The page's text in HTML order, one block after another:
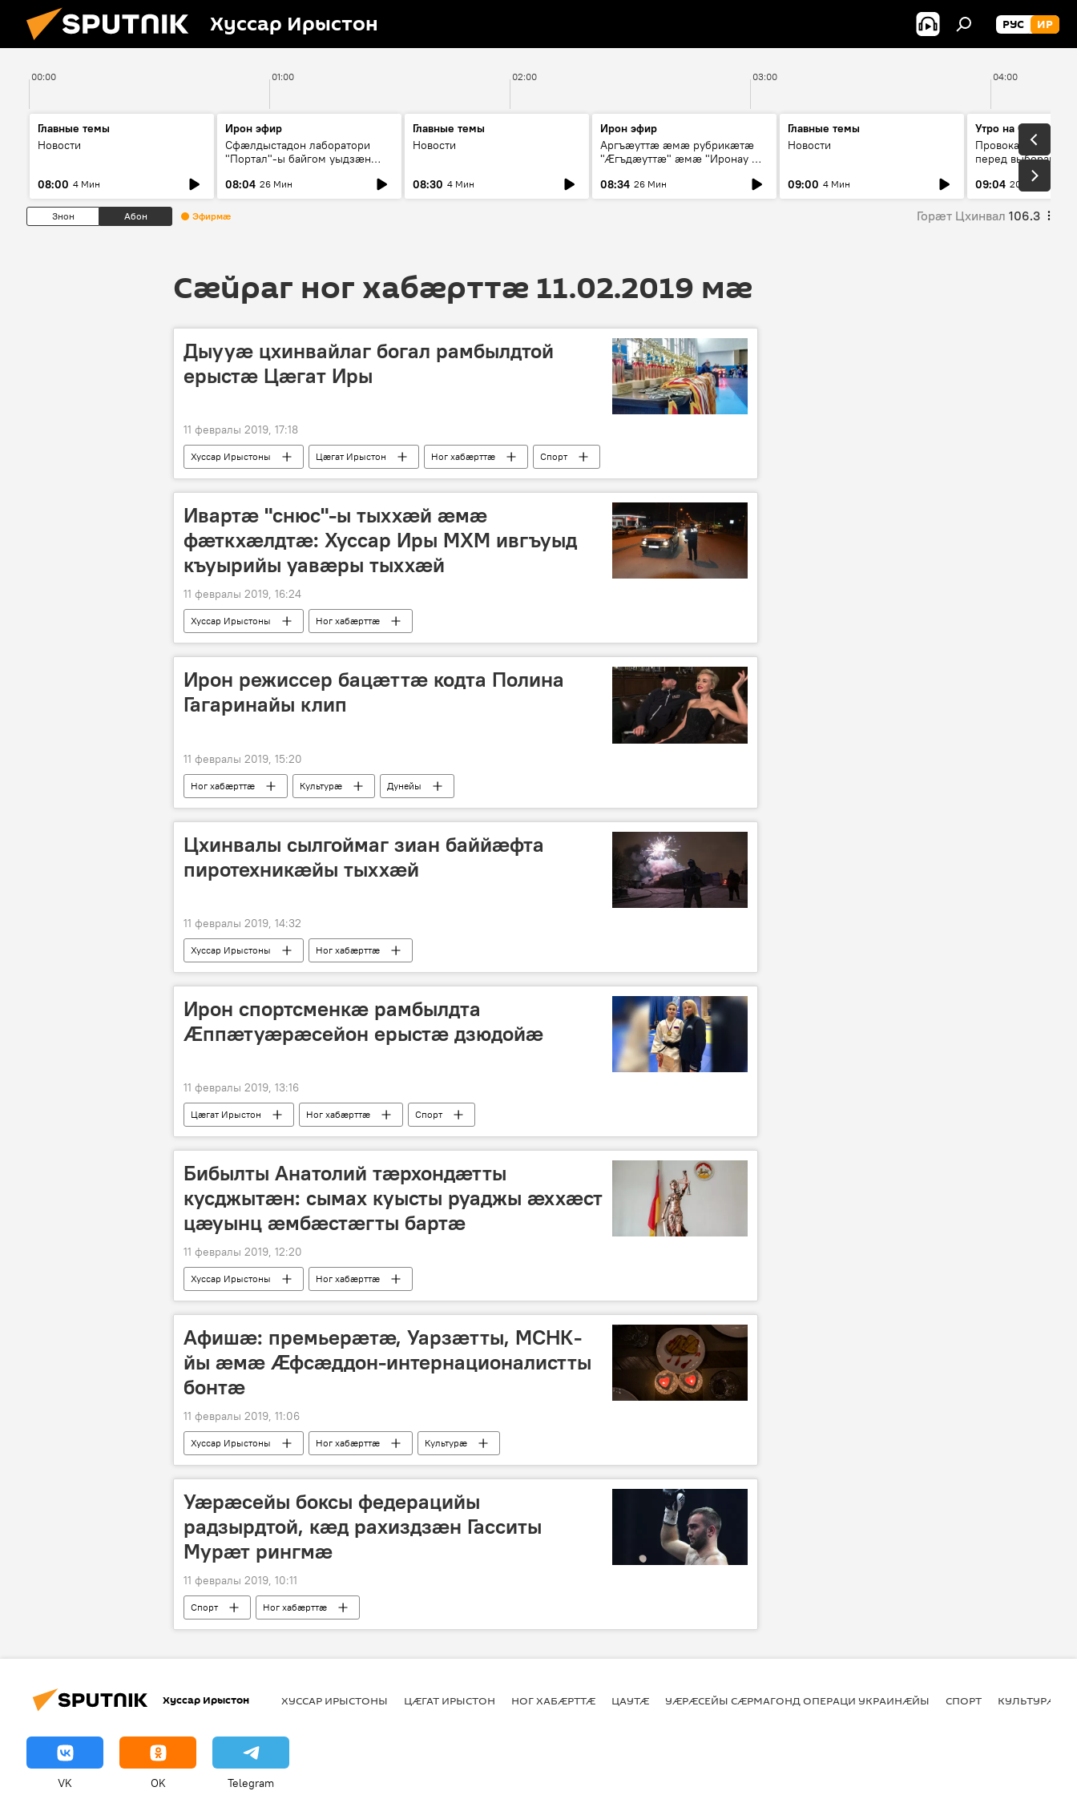
Хуссар Ирыстон РУС ИР
00:00 01:00 02:00 03:00 04:00
Главные темы
Новости
08:00 4 Мин
Ирон эфир
Сфæлдыстадон лаборатори
"Портал"-ы байгом уыдзæн
Æхсары куыстыты равдыст
08:04 26 Мин
Главные темы
Новости
08:30 4 Мин
Ирон эфир
Аргъæуттæ æмæ рубрикæтæ
"Æгъдæуттæ" æмæ "Иронау æй
08:34 26 Мин
Главные темы
Новости
09:00 4 Мин
Утро на Спутнике
Провокации со
перед выборами в
09:04 20 Мин
Знон Абон Эфирмæ Горӕт Цхинвал 106.3
Сӕйраг ног хабӕрттӕ 11.02.2019 мӕ
Дыууæ цхинвайлаг богал рамбылдтой
ерыстæ Цæгат Иры
11 февралы 2019, 17:18
Хуссар Ирыстоны Цӕгат Ирыстон Ног хабӕрттӕ Спорт
Ивартӕ "снюс"-ы тыххӕй ӕмӕ
фӕткхӕлдтӕ: Хуссар Иры МХМ ивгъуыд
къуырийы уавӕры тыххӕй
11 февралы 2019, 16:24
Хуссар Ирыстоны Ног хабӕрттӕ
Ирон режиссер бацæттæ кодта Полина
Гагаринайы клип
11 февралы 2019, 15:20
Ног хабӕрттӕ Культурӕ Дунейы
Цхинвалы сылгоймаг зиан баййӕфта
пиротехникӕйы тыххӕй
11 февралы 2019, 14:32
Хуссар Ирыстоны Ног хабӕрттӕ
Ирон спортсменкӕ рамбылдта
Ӕппӕтуӕрӕсейон ерыстӕ дзюдойӕ
11 февралы 2019, 13:16
Цӕгат Ирыстон Ног хабӕрттӕ Спорт
Бибылты Анатолий тӕрхондӕтты
кусджытӕн: сымах куысты руаджы ӕххӕст
цӕуынц ӕмбӕстӕгты бартӕ
11 февралы 2019, 12:20
Хуссар Ирыстоны Ног хабӕрттӕ
Афишæ: премьерæтæ, Уарзæтты, МСНК-
йы æмæ Ӕфсæддон-интернационалистты
бонтæ
11 февралы 2019, 11:06
Хуссар Ирыстоны Ног хабӕрттӕ Культурӕ
Уӕрӕсейы боксы федерацийы
радзырдтой, кӕд рахиздзӕн Гасситы
Мурӕт рингмӕ
11 февралы 2019, 10:11
Спорт Ног хабӕрттӕ
Хуссар Ирыстон ХУССАР ИРЫСТОНЫ ЦӔГАТ ИРЫСТОН НОГ ХАБӔРТТӔ ЦАУТӔ УӔРӔСЕЙЫ СӔРМАГОНД ОПЕРАЦИ УКРАИНӔЙЫ СПОРТ КУЛЬТУРӔ
VK OK Telegram